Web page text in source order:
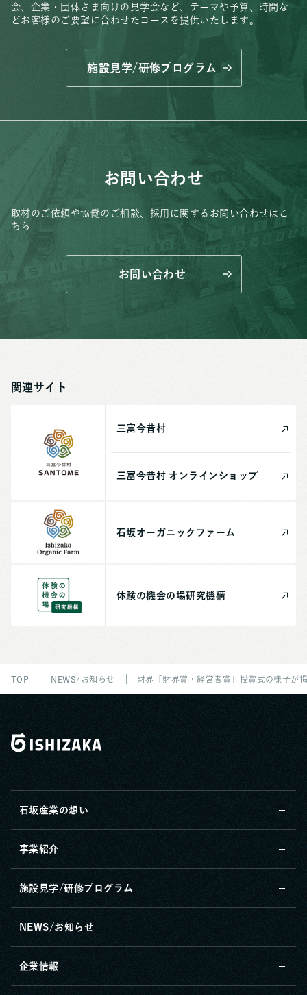
会、 企業・団体さま向けの見学会など、 テーマや予算、時間な
どお客様のご要望に合わせたコースを提供いたします。
施設見学/研修プログラム
お問い合わせ
取材のご依頼や協働のご相談、 採用に関するお問い合わせはこ
ちら
お問い合わせ
関連サイト
三富今昔村
三富今昔村 オンライン ショップ
石坂オーガニック ファーム
体験の機会の場研究機構
TOP NEWS/お知らせ 財界「財界賞・経営者賞」授賞式の様子が
石坂産業の想い
事業紹介
施設見学/研修プログラム
NEWS/お知らせ
企業情報